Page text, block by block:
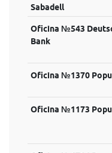
Sabadell
Oficina №543
Bank
Oficina №1370
Oficina №1173